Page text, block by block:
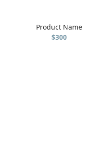
Product Name
$300